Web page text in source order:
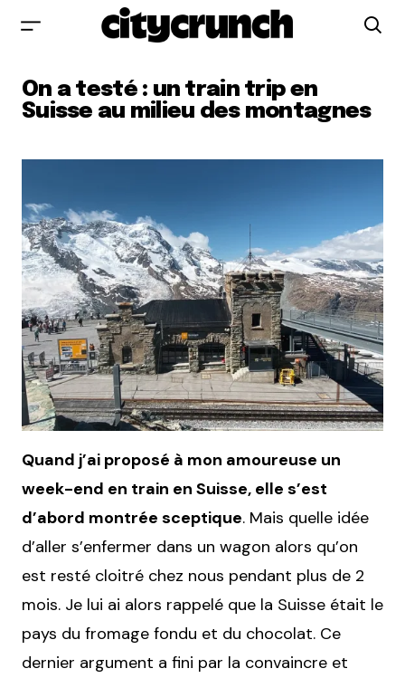
On a testé : un train trip en
Suisse au milieu des montagnes
Quand j’ai proposé à mon amoureuse un
week-end en train en Suisse, elle s’est
d’abord montrée sceptique. Mais quelle idée
d’aller s’enfermer dans un wagon alors qu’on
est resté cloitré chez nous pendant plus de 2
mois. Je lui ai alors rappelé que la Suisse était le
pays du fromage fondu et du chocolat. Ce
dernier argument a fini par la convaincre et